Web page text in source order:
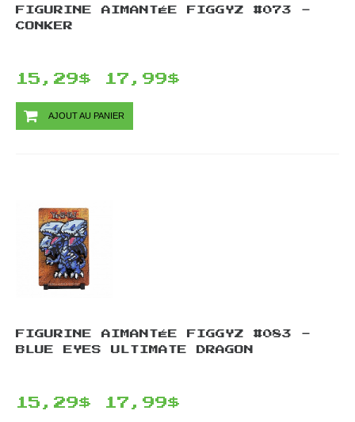
FIGURINE AIMANTÉE FIGGYZ #073 -
CONKER
15,29$ 17,99$
AJOUT AU PANIER
FIGURINE AIMANTÉE FIGGYZ #083 -
BLUE EYES ULTIMATE DRAGON
15,29$ 17,99$